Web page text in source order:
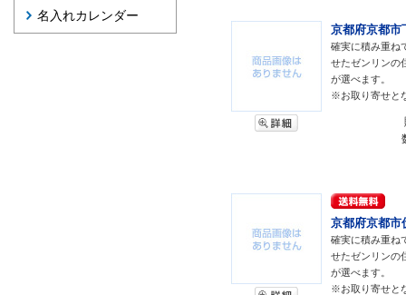
名入れカレンダー
京都府京都市
確実に積み重ね
せたゼンリンの
が選べます。
※お取り寄せと
京都府京都市
確実に積み重ね
せたゼンリンの
が選べます。
※お取り寄せと